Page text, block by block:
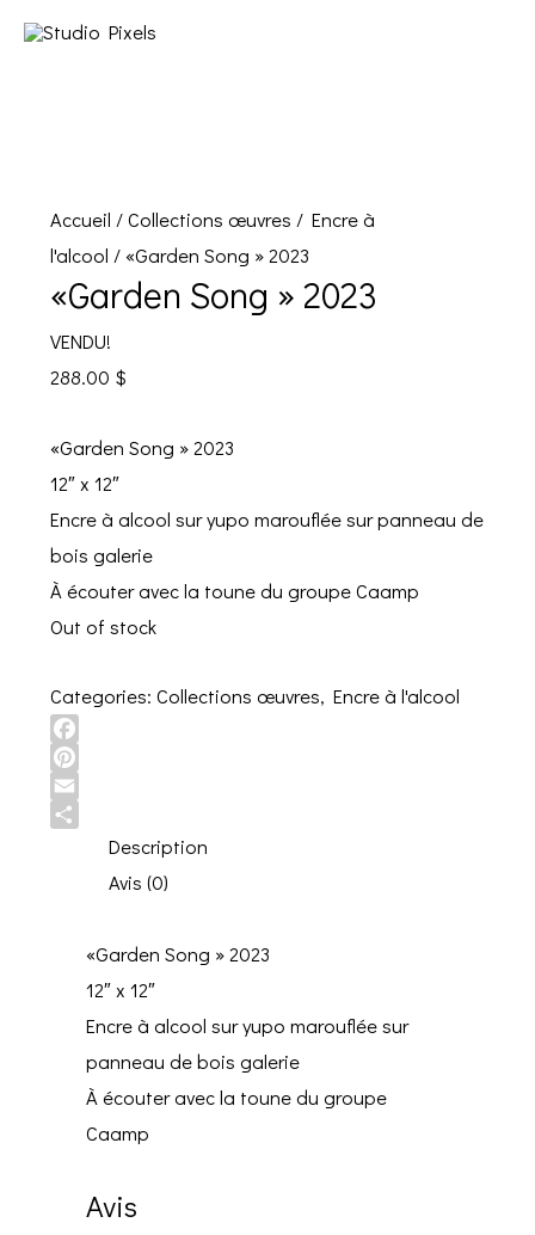
Accueil /Collections œuvres / Encre à
l'alcool / «Garden Song » 2023
«Garden Song » 2023
VENDU!
288.00 $
«Garden Song » 2023
12″ x 12″
Encre à alcool sur yupo marouflée sur panneau de
bois galerie
À écouter avec la toune du groupe Caamp
Out of stock
Categories: Collections œuvres, Encre à l'alcool
Facebook
Pinterest
Email
Description
Avis (0)
«Garden Song » 2023
12″ x 12″
Encre à alcool sur yupo marouflée sur
panneau de bois galerie
À écouter avec la toune du groupe
Caamp
Avis